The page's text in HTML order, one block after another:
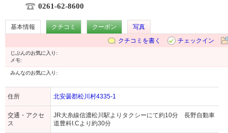
0261-62-8600
基本情報 クチコミ クーポン
写真
クチコミを書く
チェックイン
じぶんのお気に入り:
メモ:
みんなのお気に入り:
住所 北安曇郡松川村4335-1
交通・アクセ
ス
JR大糸線信濃松川駅よりタクシーにて約10分 長野自動車
道豊科I.Cより約30分